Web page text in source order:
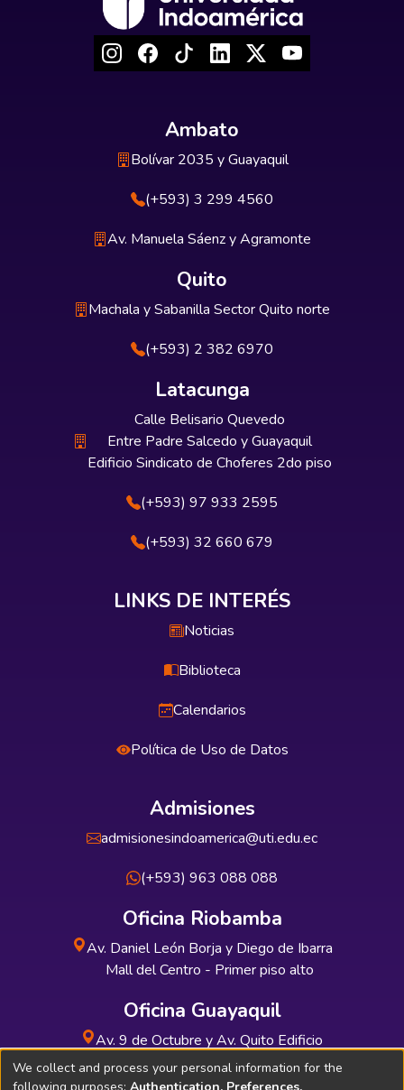
Ambato
Bolívar 2035 y Guayaquil
(+593) 3 299 4560
Av. Manuela Sáenz y Agramonte
Quito
Machala y Sabanilla Sector Quito norte
(+593) 2 382 6970
Latacunga
Calle Belisario Quevedo
Entre Padre Salcedo y Guayaquil
Edificio Sindicato de Choferes 2do piso
(+593) 97 933 2595
(+593) 32 660 679
LINKS DE INTERÉS
Noticias
Biblioteca
Calendarios
Política de Uso de Datos
Admisiones
admisionesindoamerica@uti.edu.ec
(+593) 963 088 088
Oficina Riobamba
Av. Daniel León Borja y Diego de Ibarra
Mall del Centro - Primer piso alto
Oficina Guayaquil
Av. 9 de Octubre y Av. Quito Edificio
INDUAUTO - Planta baja
We collect and process your personal information for the